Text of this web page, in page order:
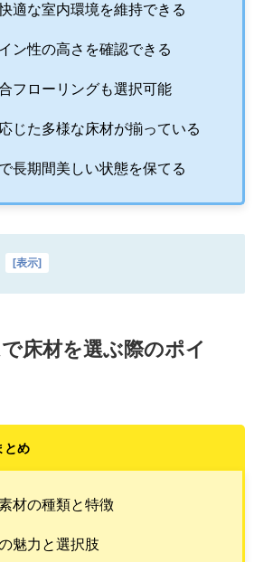
適な室内環境を維持できる
ン性の高さを確認できる
フローリングも選択可能
じた多様な床材が揃っている
長期間美しい状態を保てる
[表示]
床材を選ぶ際のポイ
とめ
材の種類と特徴
魅力と選択肢